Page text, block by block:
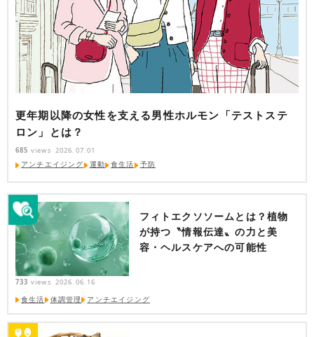
更年期以降の女性を支える男性ホルモン「テストステ
ロン」とは？
685 views 2026.07.01
アンチエイジング 運動 食生活 予防
フィトエクソソームとは？植物
が持つ〝情報伝達〟の力と美
容・ヘルスケアへの可能性
733 views 2026.06.16
食生活 体調管理 アンチエイジング